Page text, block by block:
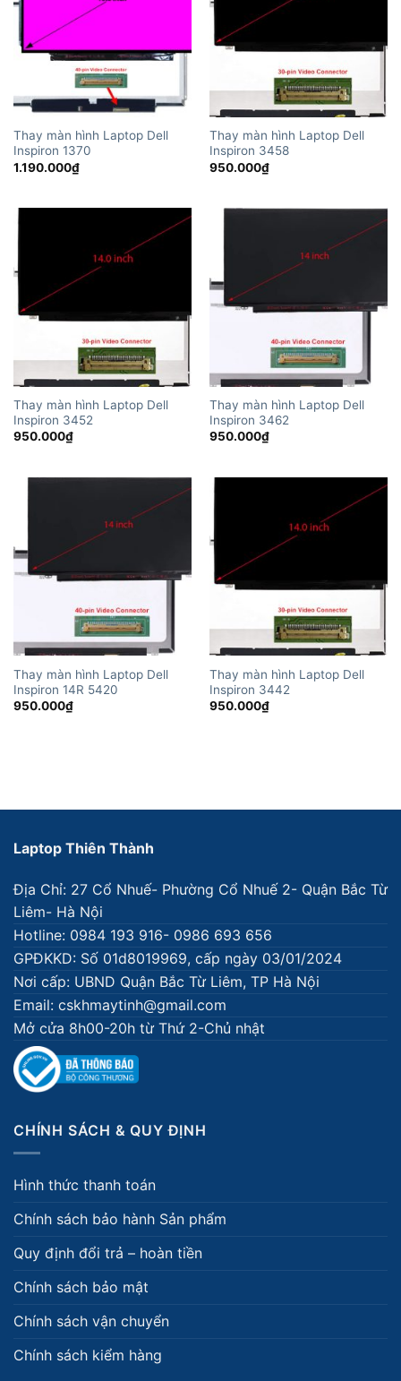
Thay màn hình Laptop Dell
Inspiron 1370
1.190.000₫
Thay màn hình Laptop Dell
Inspiron 3458
950.000₫
Thay màn hình Laptop Dell
Inspiron 3452
950.000₫
Thay màn hình Laptop Dell
Inspiron 3462
950.000₫
Thay màn hình Laptop Dell
Inspiron 14R 5420
950.000₫
Thay màn hình Laptop Dell
Inspiron 3442
950.000₫
Laptop Thiên Thành
Địa Chỉ: 27 Cổ Nhuế- Phường Cổ Nhuế 2- Quận Bắc Từ
Liêm- Hà Nội
Hotline: 0984 193 916- 0986 693 656
GPĐKKD: Số 01d8019969, cấp ngày 03/01/2024
Nơi cấp: UBND Quận Bắc Từ Liêm, TP Hà Nội
Email: cskhmaytinh@gmail.com
Mở cửa 8h00-20h từ Thứ 2-Chủ nhật
CHÍNH SÁCH & QUY ĐỊNH
Hình thức thanh toán
Chính sách bảo hành Sản phẩm
Quy định đổi trả – hoàn tiền
Chính sách bảo mật
Chính sách vận chuyển
Chính sách kiểm hàng